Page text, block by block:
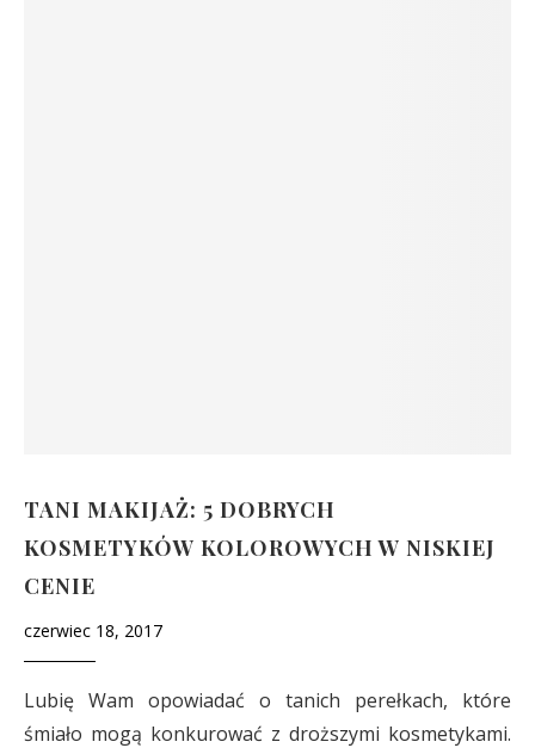
TANI MAKIJAŻ: 5 DOBRYCH
KOSMETYKÓW KOLOROWYCH W NISKIEJ
CENIE
czerwiec 18, 2017
Lubię Wam opowiadać o tanich perełkach, które
śmiało mogą konkurować z droższymi kosmetykami.